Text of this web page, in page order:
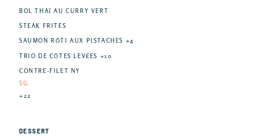
BOL THAÏ AU CURRY VERT
STEAK FRITES
SAUMON RÔTI AUX PISTACHES +4
TRIO DE CÔTES LEVÉES +10
CONTRE-FILET NY
SG
+22
DESSERT